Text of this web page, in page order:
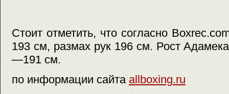
Стоит отметить, что согласно
193 см, размах рук 196 см. Рост
—191 см.
по информации сайта allboxing.ru